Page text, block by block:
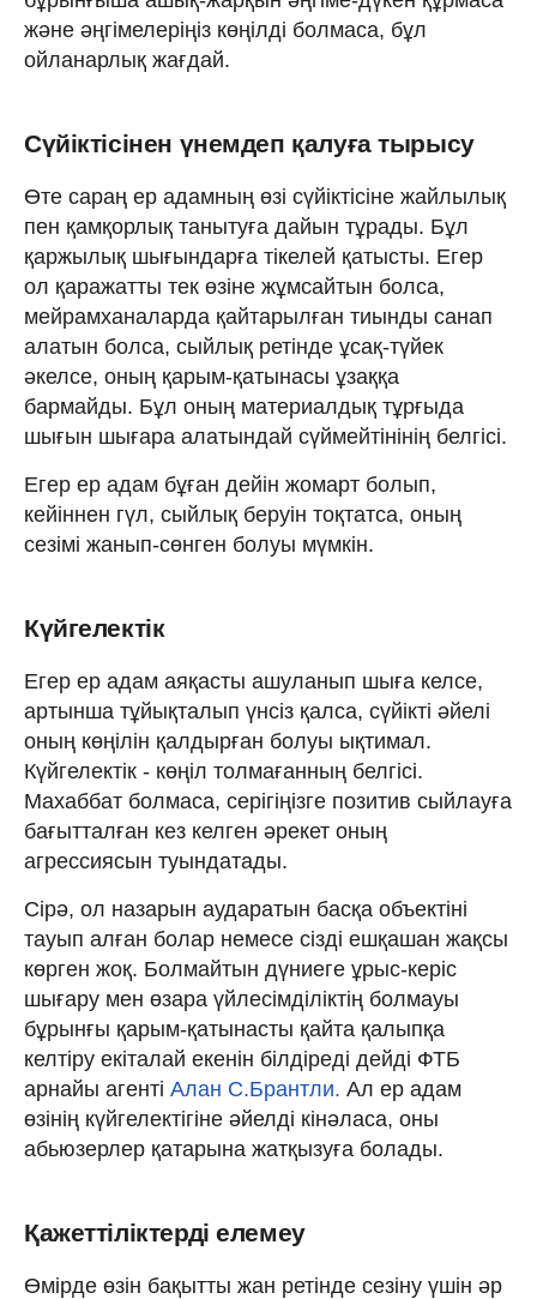
және әңгімелеріңіз көңілді болмаса, бұл
ойланарлық жағдай.
Сүйіктісінен үнемдеп қалуға тырысу
Өте сараң ер адамның өзі сүйіктісіне жайлылық
пен қамқорлық танытуға дайын тұрады. Бұл
қаржылық шығындарға тікелей қатысты. Егер
ол қаражатты тек өзіне жұмсайтын болса,
мейрамханаларда қайтарылған тиынды санап
алатын болса, сыйлық ретінде ұсақ-түйек
әкелсе, оның қарым-қатынасы ұзаққа
бармайды. Бұл оның материалдық тұрғыда
шығын шығара алатындай сүймейтінінің белгісі.
Егер ер адам бұған дейін жомарт болып,
кейіннен гүл, сыйлық беруін тоқтатса, оның
сезімі жанып-сөнген болуы мүмкін.
Күйгелектік
Егер ер адам аяқасты ашуланып шыға келсе,
артынша тұйықталып үнсіз қалса, сүйікті әйелі
оның көңілін қалдырған болуы ықтимал.
Күйгелектік - көңіл толмағанның белгісі.
Махаббат болмаса, серігіңізге позитив сыйлауға
бағытталған кез келген әрекет оның
агрессиясын туындатады.
Сірә, ол назарын аударатын басқа объектіні
тауып алған болар немесе сізді ешқашан жақсы
көрген жоқ. Болмайтын дүниеге ұрыс-керіс
шығару мен өзара үйлесімділіктің болмауы
бұрынғы қарым-қатынасты қайта қалыпқа
келтіру екіталай екенін білдіреді дейді ФТБ
арнайы агенті Алан С.Брантли. Ал ер адам
өзінің күйгелектігіне әйелді кінәласа, оны
абьюзерлер қатарына жатқызуға болады.
Қажеттіліктерді елемеу
Өмірде өзін бақытты жан ретінде сезіну үшін әр